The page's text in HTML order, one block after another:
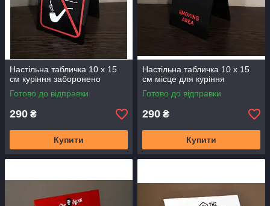
Настільна табличка 10 х 15
см куріння заборонено
Готово до відправки
290 ₴
Купити
Настільна табличка 10 х 15
см місце для куріння
Готово до відправки
290 ₴
Купити